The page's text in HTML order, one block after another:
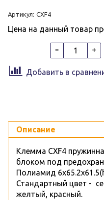
Артикул: CXF4
Цена на данный товар
Добавить в
Описание
Клемма CXF4
блоком под
Полиамид
Стандартный цвет -
желтый, красный.